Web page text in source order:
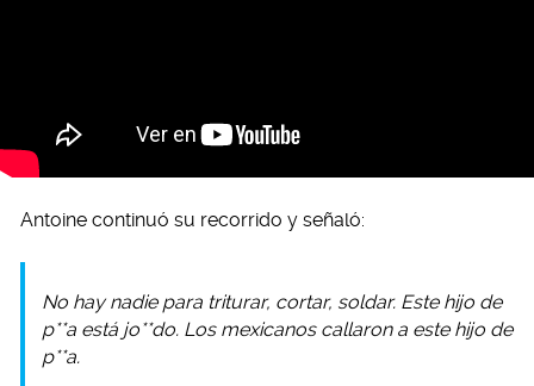
Antoine continuó su recorrido y señaló:
No hay nadie para triturar, cortar, soldar. Este hijo de
p**a está jo**do. Los mexicanos callaron a este hijo de
p**a.